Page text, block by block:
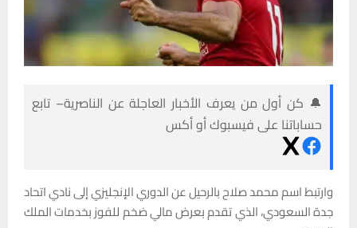
🔔 كن أول من يعرف الأخبار العاجلة عن الناصرية– تابع
حساباتنا على فيسبوك أو أكس
وارتبط اسم محمد صلاح بالرحيل عن الدوري الإنجليزي إلى نادي اتحاد
جدة السعودي، الذي تقدم بعرض مالي ضخم للفوز بخدمات الملك